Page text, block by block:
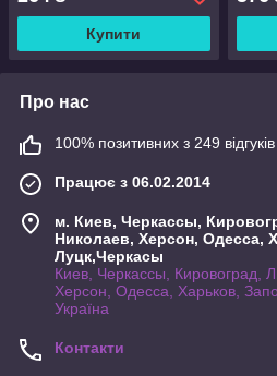
Купити
Про нас
100% позитивних з 249 відгуків
Працює з 06.02.2014
м. Киев, Черкассы,
Николаев, Херсон, Одесса,
Луцк,Черкасы
Киев, Черкассы, Кировоград,
Херсон, Одесса, Харьков,
Україна
Контакти